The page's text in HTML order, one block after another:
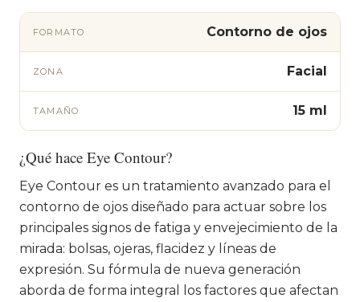
FORMATO Contorno de ojos
ZONA Facial
TAMAÑO 15 ml
¿Qué hace Eye Contour?
Eye Contour es un tratamiento avanzado para el
contorno de ojos diseñado para actuar sobre los
principales signos de fatiga y envejecimiento de la
mirada: bolsas, ojeras, flacidez y líneas de
expresión. Su fórmula de nueva generación
aborda de forma integral los factores que afectan